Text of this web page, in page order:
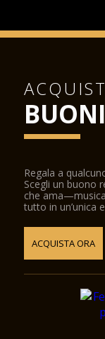
Regala a
Scegli un buono
che
tutto in un’unica
ACQUISTA ORA